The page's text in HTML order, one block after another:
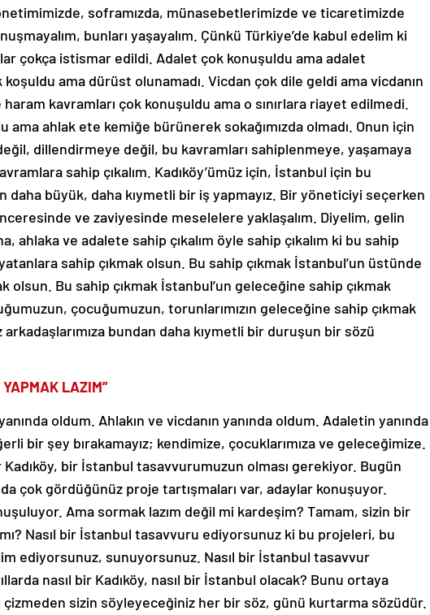
soframızda, münasebetlerimizde ve ticaretimizde
bunları yaşayalım. Çünkü Türkiye’de kabul edelim ki
çokça istismar edildi. Adalet çok konuşuldu ama adalet
ama dürüst olunamadı. Vicdan çok dile geldi ama vicdanın
haram kavramları çok konuşuldu ama o sınırlara riayet edilmedi.
ama ahlak ete kemiğe bürünerek sokağımızda olmadı. Onun için
dillendirmeye değil, bu kavramları sahiplenmeye, yaşamaya
sahip çıkalım. Kadıköy’ümüz için, İstanbul için bu
daha büyük, daha kıymetli bir iş yapmayız. Bir yöneticiyi seçerken
ve zaviyesinde meselelere yaklaşalım. Diyelim, gelin
ahlaka ve adalete sahip çıkalım öyle sahip çıkalım ki bu sahip
sahip çıkmak olsun. Bu sahip çıkmak İstanbul’un üstünde
olsun. Bu sahip çıkmak İstanbul’un geleceğine sahip çıkmak
çocuğumuzun, torunlarımızın geleceğine sahip çıkmak
arkadaşlarımıza bundan daha kıymetli bir duruşun bir sözü
YAPMAK LAZIM”
oldum. Ahlakın ve vicdanın yanında oldum. Adaletin yanında
bir şey bırakamayız; kendimize, çocuklarımıza ve geleceğimize.
bir İstanbul tasavvurumuzun olması gerekiyor. Bugün
çok gördüğünüz proje tartışmaları var, adaylar konuşuyor.
Ama sormak lazım değil mi kardeşim? Tamam, sizin bir
Nasıl bir İstanbul tasavvuru ediyorsunuz ki bu projeleri, bu
ediyorsunuz, sunuyorsunuz. Nasıl bir İstanbul tasavvur
nasıl bir Kadıköy, nasıl bir İstanbul olacak? Bunu ortaya
çizmeden sizin söyleyeceğiniz her bir söz, günü kurtarma sözüdür.